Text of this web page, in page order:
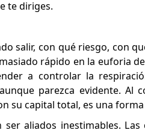
te diriges.
salir, con qué riesgo, con
rápido en la euforia
a controlar la
parezca evidente. Al
su capital total, es una
aliados inestimables.